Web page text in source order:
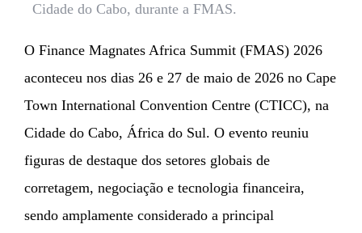
Cidade do Cabo, durante a FMAS.
O Finance Magnates Africa Summit (FMAS) 2026
aconteceu nos dias 26 e 27 de maio de 2026 no Cape
Town International Convention Centre (CTICC), na
Cidade do Cabo, África do Sul. O evento reuniu
figuras de destaque dos setores globais de
corretagem, negociação e tecnologia financeira,
sendo amplamente considerado a principal